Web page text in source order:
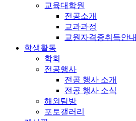
교육대학원
전공소개
교과과정
교원자격증취득안내
학생활동
학회
전공행사
전공 행사 소개
전공 행사 소식
해외탐방
포토갤러리